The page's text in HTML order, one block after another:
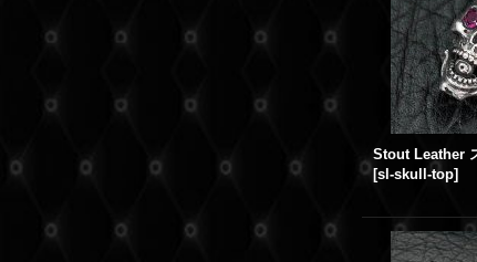
[sl-skull-top]